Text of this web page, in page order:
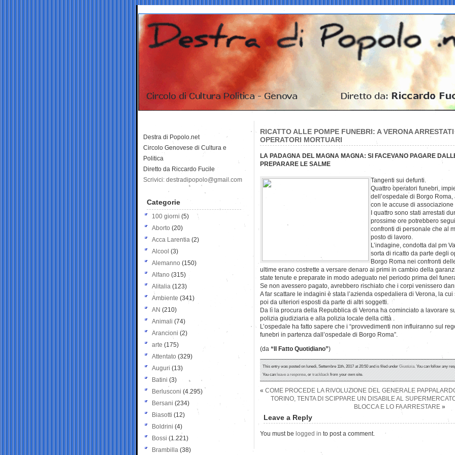
RICATTO ALLE POMPE FUNEBRI: A VERONA
OPERATORI MORTUARI
LA PADAGNA DEL MAGNA MAGNA: SI FACEVANO PAGARE
PREPARARE LE SALME
Tangenti sui defunti.
Quattro operatori funebri,
dell’ospedale di Borgo
con le accuse di
I quattro sono stati arrestati
prossime ore potrebbero
confronti di personale che al
posto di lavoro.
L’indagine, condotta dal pm
sorta di ricatto da parte degli
Borgo Roma nei confronti
ultime erano costrette a versare denaro ai primi in cambio della
state tenute e preparate in modo adeguato nel periodo prima del
Se non avessero pagato, avrebbero rischiato che i corpi venissero
A far scattare le indagini è stata l’azienda ospedaliera di Verona, la
poi da ulteriori esposti da parte di altri soggetti.
Da lì la procura della Repubblica di Verona ha cominciato a lavorare
polizia giudiziaria e alla polizia locale della città .
L’ospedale ha fatto sapere che i “provvedimenti non influiranno sul
funebri in partenza dall’ospedale di Borgo Roma”.
(da “Il Fatto Quotidiano”)
This entry was posted on lunedì, Settembre 11th, 2017 at 20:50 and is filed underGiustizia. You can follow any
You canleave a response, ortrackbackfrom your own site.
« COME PROCEDE LA RIVOLUZIONE DEL GENERALE
TORINO, TENTA DI SCIPPARE UN DISABILE AL
BLOCCA E LO FA ARRESTARE »
Leave a Reply
You must be logged in to post a comment.
Destra di Popolo.net
Circolo Genovese di Cultura e
Politica
Diretto da Riccardo Fucile
Scrivici: destradipopolo@gmail.com
Categorie
100 giorni (5)
Aborto (20)
Acca Larentia (2)
Alcool (3)
Alemanno (150)
Alfano (315)
Alitalia (123)
Ambiente (341)
AN (210)
Animali (74)
Arancioni (2)
arte (175)
Attentato (329)
Auguri (13)
Batini (3)
Berlusconi (4.295)
Bersani (234)
Biasotti (12)
Boldrini (4)
Bossi (1.221)
Brambilla (38)